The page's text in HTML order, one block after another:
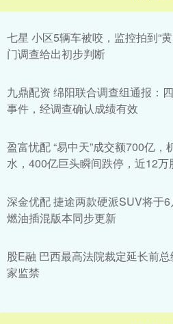
七星 小区5辆车被咬，监控拍到“
门调查给出初步判断
九鼎配资 绵阳联合调查组通报：
事件，经调查确认成绩有效
盈富忧配 “易中天”成交额700亿，
水，400亿巨头瞬间跌停，近12万
深金优配 捷途两款硬派SUV将于6
燃油插混版本同步更新
股E融 巴西最高法院裁定延长前
家监禁